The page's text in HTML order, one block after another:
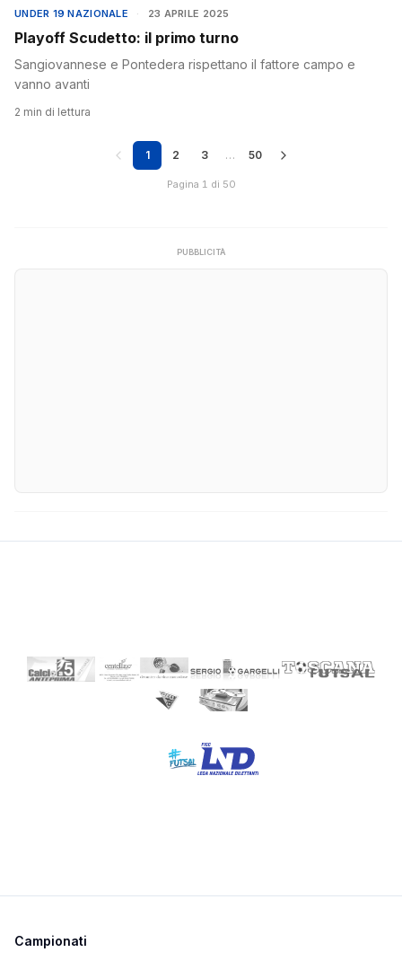
UNDER 19 NAZIONALE · 23 APRILE 2025
Playoff Scudetto: il primo turno
Sangiovannese e Pontedera rispettano il fattore campo e
vanno avanti
2 min di lettura
1 2 3 … 50
Pagina 1 di 50
PUBBLICITÀ
Campionati